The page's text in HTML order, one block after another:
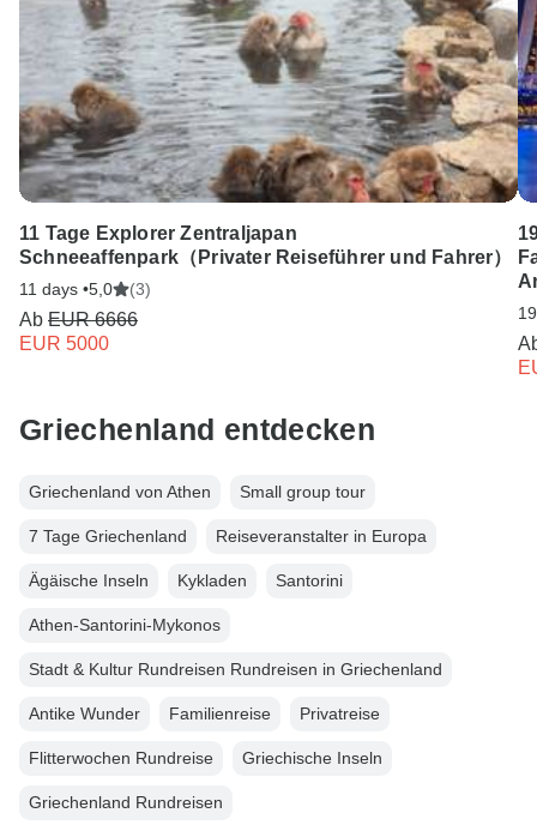
11 Tage Explorer Zentraljapan
Schneeaffenpark（Privater Reiseführer und Fahrer）
11 days •5,0 (3)
Ab EUR 6666
EUR 5000
Griechenland entdecken
Griechenland von Athen Small group tour
7 Tage Griechenland Reiseveranstalter in Europa
Ägäische Inseln Kykladen Santorini
Athen-Santorini-Mykonos
Stadt & Kultur Rundreisen Rundreisen in Griechenland
Antike Wunder Familienreise Privatreise
Flitterwochen Rundreise Griechische Inseln
Griechenland Rundreisen